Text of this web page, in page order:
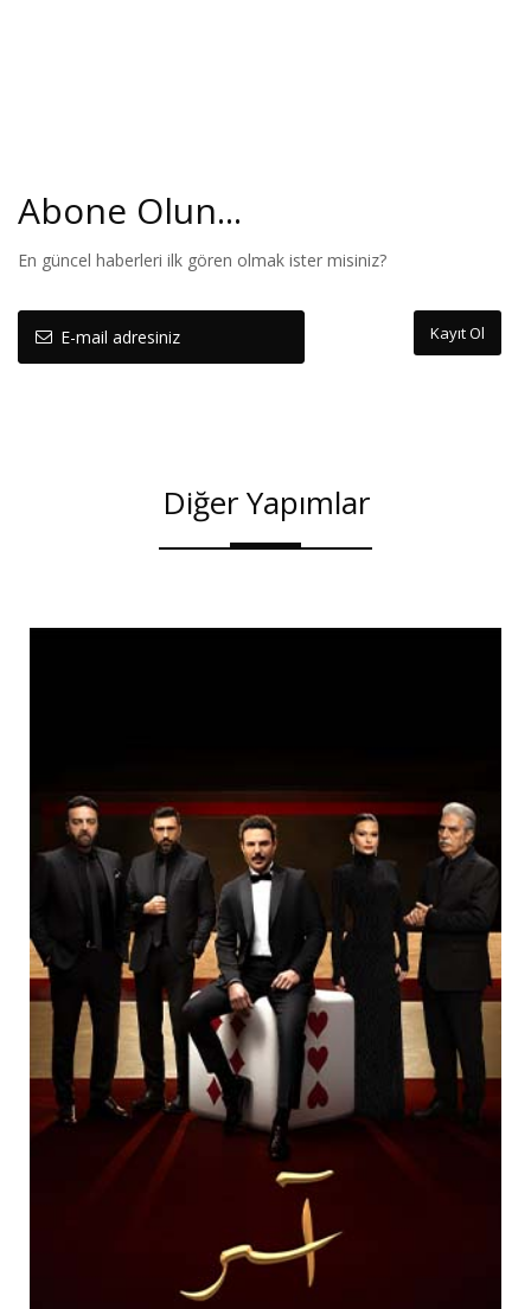
Abone Olun...
En güncel haberleri ilk gören olmak ister misiniz?
Kayıt Ol
Diğer Yapımlar